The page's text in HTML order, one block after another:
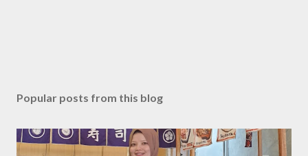
s
C
Popular posts from this blog